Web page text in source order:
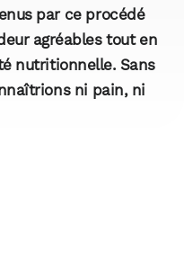
par ce procédé
agréables tout en
nutritionnelle. Sans
ni pain, ni